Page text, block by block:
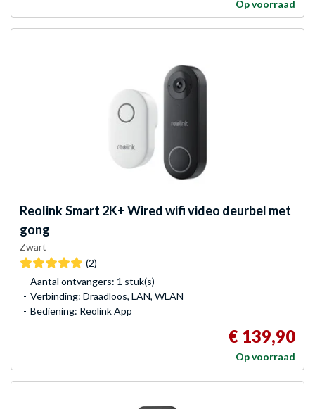
Op voorraad
ReolinkSmart 2K+ Wired wifi video deurbel met
gong
Zwart
(2)
Aantal ontvangers: 1 stuk(s)
Verbinding: Draadloos, LAN, WLAN
Bediening: Reolink App
€ 139,90
Op voorraad